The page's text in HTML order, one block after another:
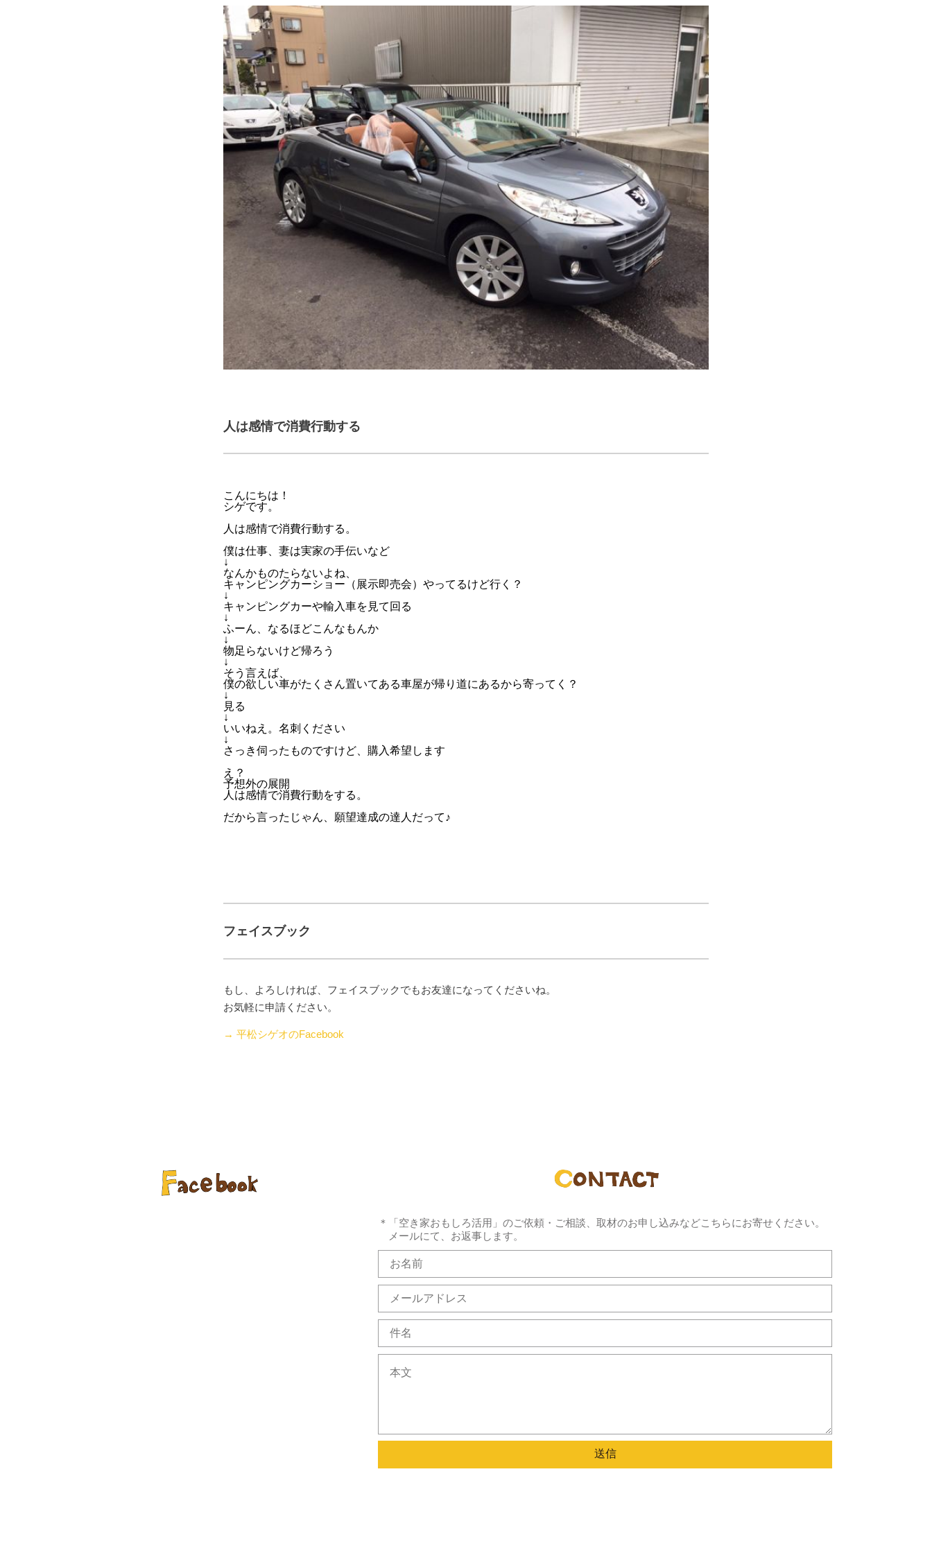
人は感情で消費行動する
こんにちは！
シゲです。
人は感情で消費行動する。
僕は仕事、妻は実家の手伝いなど
↓
なんかものたらないよね、
キャンピングカーショー（展示即売会）やってるけど行く？
↓
キャンピングカーや輸入車を見て回る
↓
ふーん、なるほどこんなもんか
↓
物足らないけど帰ろう
↓
そう言えば、
僕の欲しい車がたくさん置いてある車屋が帰り道にあるから寄ってく？
↓
見る
↓
いいねえ。名刺ください
↓
さっき伺ったものですけど、購入希望します
え？
予想外の展開
人は感情で消費行動をする。
だから言ったじゃん、願望達成の達人だって♪
フェイスブック
もし、よろしければ、フェイスブックでもお友達になってくださいね。
お気軽に申請ください。
→ 平松シゲオのFacebook
＊「空き家おもしろ活用」のご依頼・ご相談、取材のお申し込みなどこちらにお寄せください。
メールにて、お返事します。